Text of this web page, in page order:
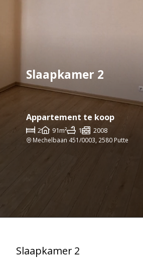
Slaapkamer 2
Appartement te koop
2 91m² 1 2008
Mechelbaan 451/0003, 2580 Putte
Slaapkamer 2